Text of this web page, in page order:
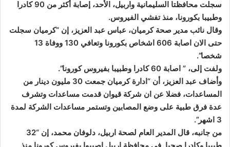
سجلت محافظتا السليمانية واربيل، الأحد، إصابة أكثر من 90 كادرا
وطبيبا بكورونا، منذ تفشي الفيروس.
وقال نائب مدير صحة كرميان، عباس عبد العزيز، إن “كرميان سجلت
حتى الان اصابة 606 اشخاص بكورونا وتعافي 130 ووفاة 13
شخصا”.
ولفت إلى، ” اصابة 60 كادرا وطبيبا بفيروس كورونا”.
وأضاف عبد العزيز، أن “ادارة كرميان جمعت 30 مليون دينار من
المساعدات، فضلا عن ان شركة قيوان قدمت مساعدات وتشرف
عدة فرق طبية على وضع المصابين وتستمر مساعدات الشركة لمدة
3 اشهر”.
من جانبه، قال المدير العام لصحة اربيل، دلوفان محمد، إن “32